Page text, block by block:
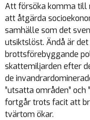
Att försöka komma till
att åtgärda
samhälle som det
utsiktslöst. Ändå är
brottsförebyggande
skattemiljarden efter
de
”utsatta områden” och
fortgår trots facit att
tvärtom ökar.